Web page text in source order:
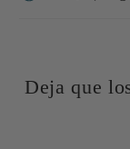
Deja que